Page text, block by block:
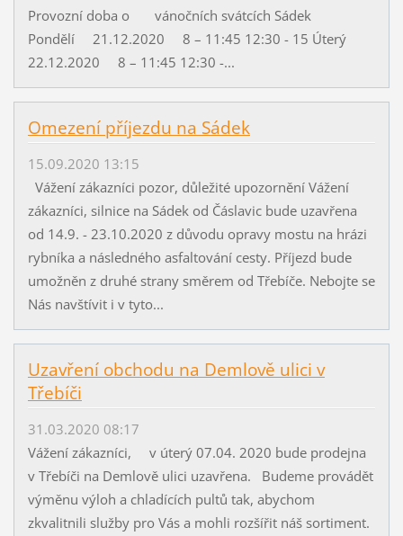
Provozní doba o vánočních svátcích Sádek
Pondělí 21.12.2020 8 – 11:45 12:30 - 15 Úterý
22.12.2020 8 – 11:45 12:30 -...
Omezení příjezdu na Sádek
15.09.2020 13:15
Vážení zákazníci pozor, důležité upozornění Vážení
zákazníci, silnice na Sádek od Čáslavic bude uzavřena
od 14.9. - 23.10.2020 z důvodu opravy mostu na hrázi
rybníka a následného asfaltování cesty. Příjezd bude
umožněn z druhé strany směrem od Třebíče. Nebojte se
Nás navštívit i v tyto...
Uzavření obchodu na Demlově ulici v
Třebíči
31.03.2020 08:17
Vážení zákazníci, v úterý 07.04. 2020 bude prodejna
v Třebíči na Demlově ulici uzavřena. Budeme provádět
výměnu výloh a chladících pultů tak, abychom
zkvalitnili služby pro Vás a mohli rozšířit náš sortiment.